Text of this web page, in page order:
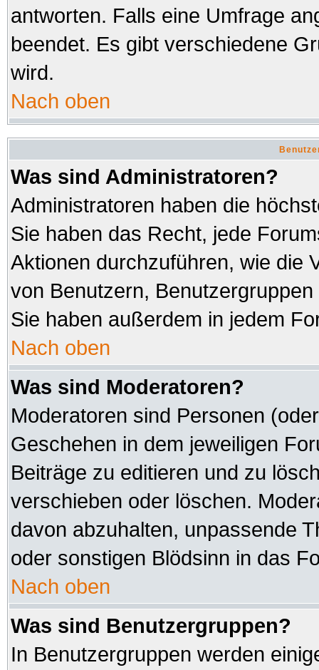
antworten. Falls eine Umfrage
beendet. Es gibt verschiedene
wird.
Nach oben
Was sind Administratoren?
Administratoren haben die
Sie haben das Recht, jede
Aktionen durchzuführen, wie die
von Benutzern,
Sie haben außerdem in jedem
Nach oben
Was sind Moderatoren?
Moderatoren sind Personen
Geschehen in dem jeweiligen
Beiträge zu editieren und zu
verschieben oder löschen.
davon abzuhalten, unpassende
oder sonstigen Blödsinn in das
Nach oben
Was sind Benutzergruppen?
In Benutzergruppen werden